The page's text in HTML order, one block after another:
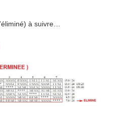
à suivre…